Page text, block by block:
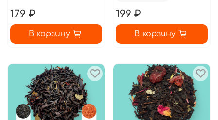
179 ₽
В корзину
199 ₽
В корзину